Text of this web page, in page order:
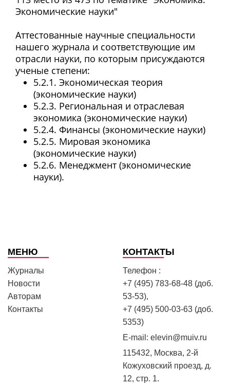
Экономические науки"
Аттестованные научные специальности
нашего журнала и соответствующие им
отрасли науки, по которым присуждаются
ученые степени:
5.2.1. Экономическая теория
(экономические науки)
5.2.3. Региональная и отраслевая
экономика (экономические науки)
5.2.4. Финансы (экономические науки)
5.2.5. Мировая экономика
(экономические науки)
5.2.6. Менеджмент (экономические
науки).
МЕНЮ
Журналы
Новости
Авторам
Контакты
КОНТАКТЫ
Телефон :
+7 (495) 783-68-48 (доб.
53-53),
+7 (495) 500-03-63 (доб.
5353)
E-mail: elevin@muiv.ru
115432, Москва, 2-й
Кожуховский проезд, д.
12, стр. 1.